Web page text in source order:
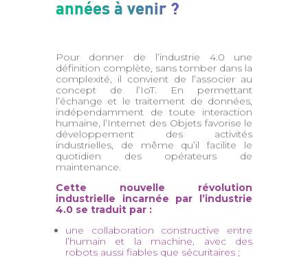
années à venir ?
Pour donner de l’industrie 4.0 une
définition complète, sans tomber dans la
complexité, il convient de l’associer au
concept de l’IoT. En permettant
l’échange et le traitement de données,
indépendamment de toute interaction
humaine, l’Internet des Objets favorise le
développement des activités
industrielles, de même qu’il facilite le
quotidien des opérateurs de
maintenance.
Cette nouvelle révolution
industrielle incarnée par l’industrie
4.0 se traduit par :
une collaboration constructive entre
l’humain et la machine, avec des
robots aussi fiables que sécuritaires ;